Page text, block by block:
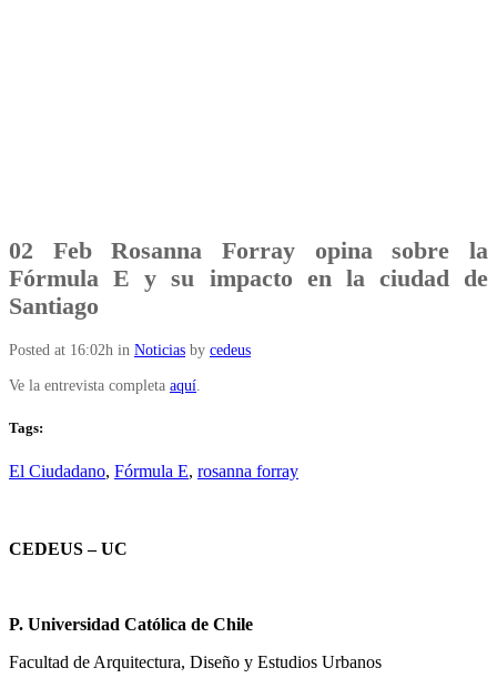
02 FebRosanna Forray opina sobre la
Fórmula E y su impacto en la ciudad de
Santiago
Posted at 16:02h in Noticias by cedeus
Ve la entrevista completa aquí
Tags:
El Ciudadano, Fórmula E, rosanna forray
CEDEUS – UC
P. Universidad Católica de Chile
Facultad de Arquitectura, Diseño y Estudios Urbanos